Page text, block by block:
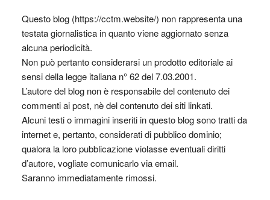
Questo blog (https://cctm.website/) non rappresenta una
testata giornalistica in quanto viene aggiornato senza
alcuna periodicità.
Non può pertanto considerarsi un prodotto editoriale ai
sensi della legge italiana n° 62 del 7.03.2001.
L’autore del blog non è responsabile del contenuto dei
commenti ai post, nè del contenuto dei siti linkati.
Alcuni testi o immagini inseriti in questo blog sono tratti da
internet e, pertanto, considerati di pubblico dominio;
qualora la loro pubblicazione violasse eventuali diritti
d’autore, vogliate comunicarlo via email.
Saranno immediatamente rimossi.